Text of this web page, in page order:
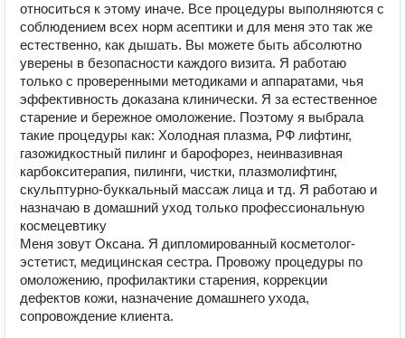
относиться к этому иначе. Все процедуры выполняются с
соблюдением всех норм асептики и для меня это так же
естественно, как дышать. Вы можете быть абсолютно
уверены в безопасности каждого визита. Я работаю
только с проверенными методиками и аппаратами, чья
эффективность доказана клинически. Я за естественное
старение и бережное омоложение. Поэтому я выбрала
такие процедуры как: Холодная плазма, РФ лифтинг,
газожидкостный пилинг и барофорез, неинвазивная
карбокситерапия, пилинги, чистки, плазмолифтинг,
скульптурно-буккальный массаж лица и тд. Я работаю и
назначаю в домашний уход только профессиональную
космецевтику
Меня зовут Оксана. Я дипломированный косметолог-
эстетист, медицинская сестра. Провожу процедуры по
омоложению, профилактики старения, коррекции
дефектов кожи, назначение домашнего ухода,
сопровождение клиента.